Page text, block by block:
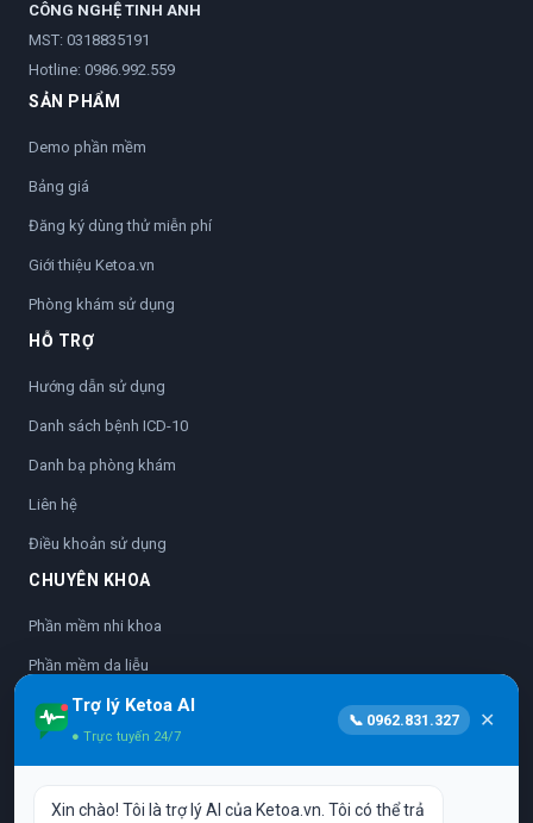
CÔNG NGHỆ TINH ANH
MST: 0318835191
Hotline: 0986.992.559
SẢN PHẨM
Demo phần mềm
Bảng giá
Đăng ký dùng thử miễn phí
Giới thiệu Ketoa.vn
Phòng khám sử dụng
HỖ TRỢ
Hướng dẫn sử dụng
Danh sách bệnh ICD-10
Danh bạ phòng khám
Liên hệ
Điều khoản sử dụng
CHUYÊN KHOA
Phần mềm nhi khoa
Phần mềm da liễu
Phần mềm nhãn khoa
Phần mềm sản phụ khoa
Trợ lý Ketoa AI
● Trực tuyến 24/7
📞 0962.831.327 ✕
Xin chào! Tôi là trợ lý AI của Ketoa.vn. Tôi có thể trả